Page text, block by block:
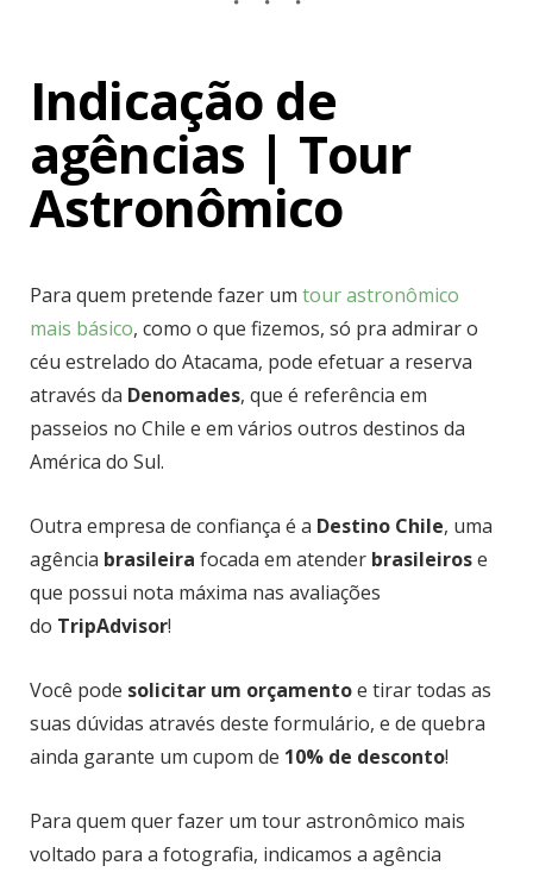
Indicação de
agências | Tour
Astronômico
Para quem pretende fazer um tour astronômico
mais básico, como o que fizemos, só pra admirar o
céu estrelado do Atacama, pode efetuar a reserva
através da Denomades, que é referência em
passeios no Chile e em vários outros destinos da
América do Sul.
Outra empresa de confiança é a Destino Chile, uma
agência brasileira focada em atender brasileirose
que possui nota máxima nas avaliações
do TripAdvisor!
Você pode solicitar um orçamentoe tirar todas as
suas dúvidas através deste formulário, e de quebra
ainda garante um cupom de 10% de desconto!
Para quem quer fazer um tour astronômico mais
voltado para a fotografia, indicamos a agência